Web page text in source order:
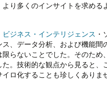
り多くのインサイトを求め
ビジネス・インテリジェンス
、データ分析、および機能
らないことでした。そのた
。技術的な観点から見ると
ロ化することも珍しくありま